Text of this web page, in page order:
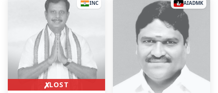
✗LOST
INC AIADMK